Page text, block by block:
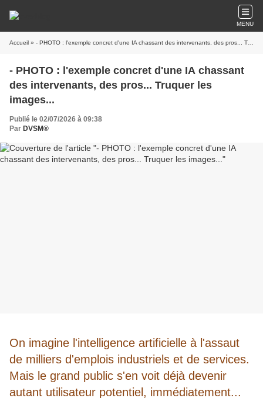
MENU
Accueil » - PHOTO : l'exemple concret d'une IA chassant des intervenants, des pros... Truquer les images...
- PHOTO : l'exemple concret d'une IA chassant
des intervenants, des pros... Truquer les
images...
Publié le 02/07/2026 à 09:38
Par DVSM®
On imagine l'intelligence artificielle à l'assaut
de milliers d'emplois industriels et de services.
Mais le grand public s'en voit déjà devenir
autant utilisateur potentiel, immédiatement...